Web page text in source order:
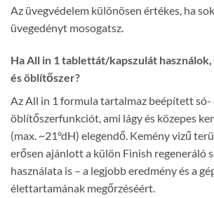
Az üvegvédelem különösen értékes, ha
üvegedényt mosogatsz.
Ha All in 1 tablettát/kapszulát
és öblítőszer?
Az All in 1 formula tartalmaz beépített só-
öblítőszerfunkciót, ami lágy és közepes
(max. ~21°dH) elegendő. Kemény vizű
erősen ajánlott a külön Finish regeneráló
használata is – a legjobb eredmény és a
élettartamának megőrzéséért.